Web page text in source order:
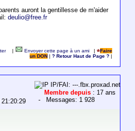
auront la gentillesse de m'aider
deulio@free.fr
Envoyer cette page à un ami |
Faire
un DON
|? Retour Haut de Page ?
IP/FAI: ---.fbx.proxad.net
Membre depuis : 17 ans
- Messages: 1 928